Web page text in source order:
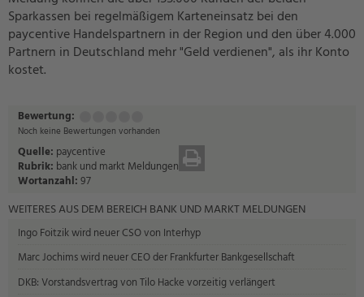
Sparkassen bei regelmäßigem Karteneinsatz bei den
paycentive Handelspartnern in der Region und den über 4.000
Partnern in Deutschland mehr "Geld verdienen", als ihr Konto
kostet.
Bewertung:
(1
Punkt)
(2
Punkte)
(3 (4 gut
Punkte)
Noch keine Bewertungen vorhanden
Quelle: paycentive
Rubrik: bank und markt Meldungen
Wortanzahl:97
WEITERES AUS DEM BEREICH BANK UND MARKT MELDUNGEN
Ingo Foitzik wird neuer CSO von Interhyp
Marc Jochims wird neuer CEO der Frankfurter Bankgesellschaft
DKB: Vorstandsvertrag von Tilo Hacke vorzeitig verlängert